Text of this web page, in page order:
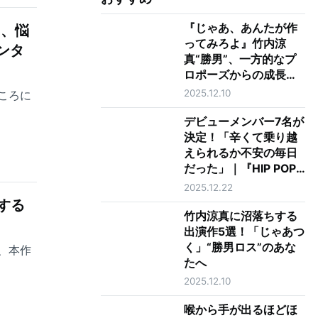
悩
タ
ろに
る
本作
『じゃあ、あんたが作
ってみろよ』竹内涼
真“勝男”、一方的なプ
ロポーズからの成長に
涙 最終回で夏帆“鮎
美”に告げた最上級の愛
とは
2025.12.10
デビューメンバー7名が
決定！「辛くて乗り越
えられるか不安の毎日
だった」｜『HIP POP
Princess』最終回レビ
ュー
2025.12.22
竹内涼真に沼落ちする
出演作5選！「じゃあつ
く」“勝男ロス”のあな
たへ
2025.12.10
喉から手が出るほどほ